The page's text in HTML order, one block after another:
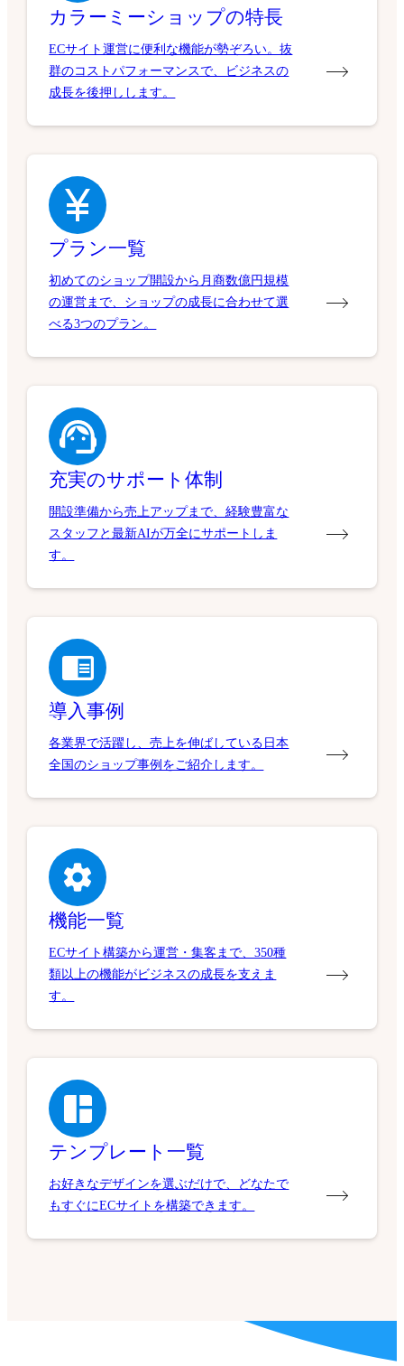
カラーミーショップの特長
ECサイト運営に便利な機能が勢ぞろい。抜
群のコストパフォーマンスで、ビジネスの
成長を後押しします。
プラン一覧
初めてのショップ開設から月商数億円規模
の運営まで、ショップの成長に合わせて選
べる3つのプラン。
充実のサポート体制
開設準備から売上アップまで、経験豊富な
スタッフと最新AIが万全にサポートしま
す。
導入事例
各業界で活躍し、売上を伸ばしている日本
全国のショップ事例をご紹介します。
機能一覧
ECサイト構築から運営・集客まで、350種
類以上の機能がビジネスの成長を支えま
す。
テンプレート一覧
お好きなデザインを選ぶだけで、どなたで
もすぐにECサイトを構築できます。